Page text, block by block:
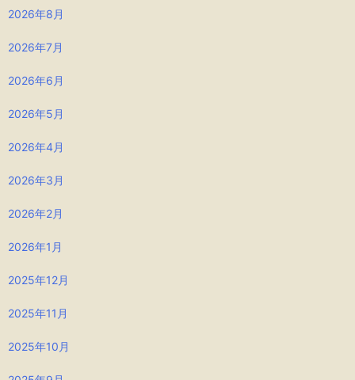
2026年8月
2026年7月
2026年6月
2026年5月
2026年4月
2026年3月
2026年2月
2026年1月
2025年12月
2025年11月
2025年10月